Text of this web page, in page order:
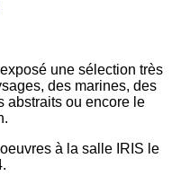
une sélection très
des marines, des
abstraits ou encore le
à la salle IRIS le